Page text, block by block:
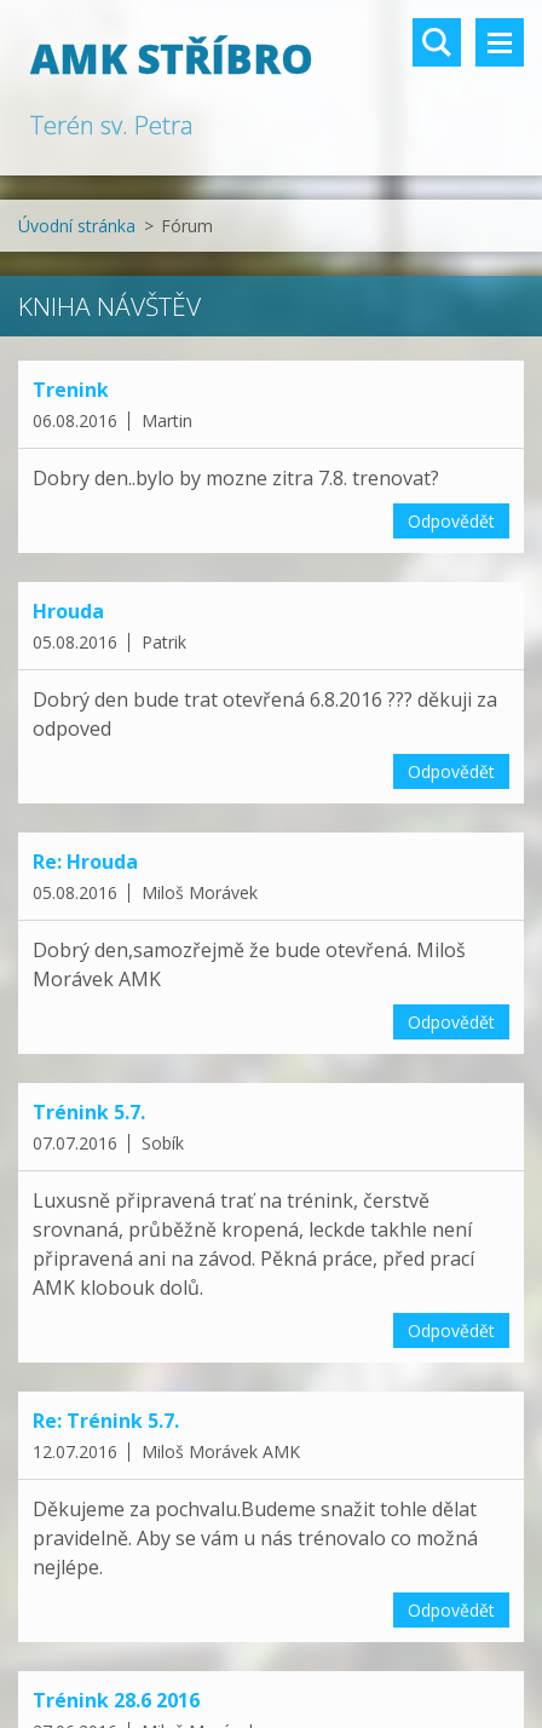
AMK STŘÍBRO
Terén sv. Petra
Úvodní stránka > Fórum
KNIHA NÁVŠTĚV
Trenink
06.08.2016 Martin
Dobry den..bylo by mozne zitra 7.8. trenovat?
Odpovědět
Hrouda
05.08.2016 Patrik
Dobrý den bude trat otevřená 6.8.2016 ??? děkuji za
odpoved
Odpovědět
Re: Hrouda
05.08.2016 Miloš Morávek
Dobrý den,samozřejmě že bude otevřená. Miloš
Morávek AMK
Odpovědět
Trénink 5.7.
07.07.2016 Sobík
Luxusně připravená trať na trénink, čerstvě
srovnaná, průběžně kropená, leckde takhle není
připravená ani na závod. Pěkná práce, před prací
AMK klobouk dolů.
Odpovědět
Re: Trénink 5.7.
12.07.2016 Miloš Morávek AMK
Děkujeme za pochvalu.Budeme snažit tohle dělat
pravidelně. Aby se vám u nás trénovalo co možná
nejlépe.
Odpovědět
Trénink 28.6 2016